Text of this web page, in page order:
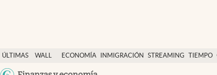
ÚLTIMAS
NOTICIAS
WALL
ECONOMÍA INMIGRACIÓN STREAMING TIEMPO
Finanzas y economía